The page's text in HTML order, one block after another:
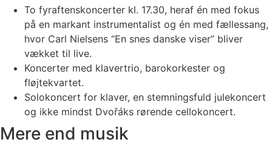
To fyraftenskoncerter kl. 17.30, heraf én med fokus
på en markant instrumentalist og én med fællessang,
hvor Carl Nielsens “En snes danske viser” bliver
vækket til live.
Koncerter med klavertrio, barokorkester og
fløjtekvartet.
Solokoncert for klaver, en stemningsfuld julekoncert
og ikke mindst Dvořáks rørende cellokoncert.
Mere end musik